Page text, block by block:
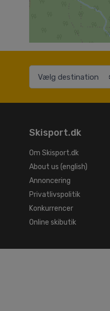
Skisport.dk
Om Skisport.dk
About us (english)
Annoncering
Privatlivspolitik
Konkurrencer
Online skibutik